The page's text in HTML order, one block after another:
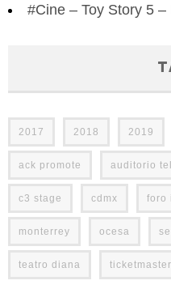
#Cine – Toy Story 5 –
2017 2018 2019
ack promote auditorio
c3 stage cdmx foro
monterrey ocesa
teatro diana ticketmaster